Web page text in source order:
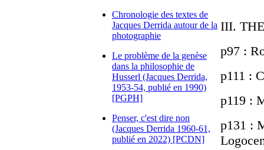
Chronologie des textes de
Jacques Derrida autour de la
photographie
Le problème de la genèse
dans la philosophie de
Husserl (Jacques Derrida,
1953-54, publié en 1990)
[PGPH]
Penser, c'est dire non
(Jacques Derrida 1960-61,
publié en 2022) [PCDN]
III.
p97 :
p111 :
p119 :
p131 :